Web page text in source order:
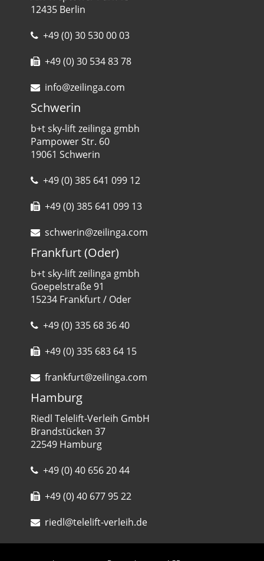
12435 Berlin
+49 (0) 30 530 00 03
+49 (0) 30 534 83 78
info@zeilinga.com
Schwerin
b+t sky-lift zeilinga gmbh
Pampower Str. 60
19061 Schwerin
+49 (0) 385 641 099 12
+49 (0) 385 641 099 13
schwerin@zeilinga.com
Frankfurt (Oder)
b+t sky-lift zeilinga gmbh
Goepelstraße 91
15234 Frankfurt / Oder
+49 (0) 335 68 36 40
+49 (0) 335 683 64 15
frankfurt@zeilinga.com
Hamburg
Riedl Telelift-Verleih GmbH
Brandstücken 37
22549 Hamburg
+49 (0) 40 656 20 44
+49 (0) 40 677 95 22
riedl@telelift-verleih.de